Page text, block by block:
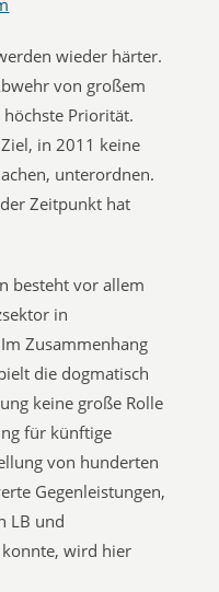
wieder härter.
von großem
Priorität.
in 2011 keine
unterordnen.
Zeitpunkt hat
besteht vor allem
in
Zusammenhang
die dogmatisch
keine große Rolle
für künftige
von hunderten
Gegenleistungen,
LB und
wird hier